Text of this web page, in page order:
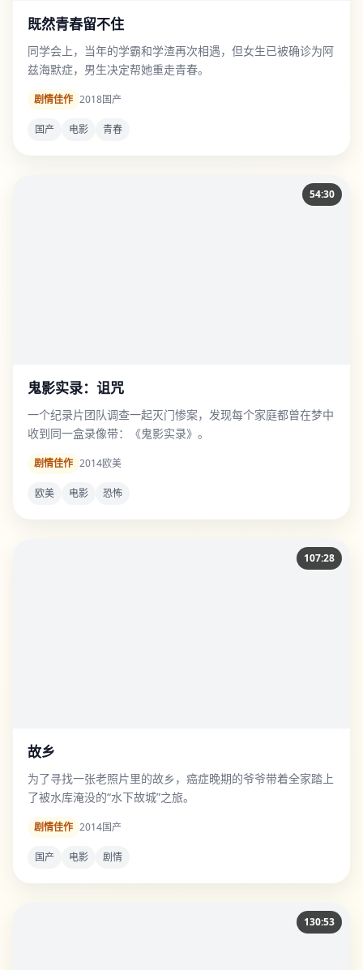
既然青春留不住
同学会上，当年的学霸和学渣再次相遇，但女生已被确诊为阿
兹海默症，男生决定帮她重走青春。
剧情佳作 2018国产
国产 电影 青春
54:30
鬼影实录：诅咒
一个纪录片团队调查一起灭门惨案，发现每个家庭都曾在梦中
收到同一盒录像带：《鬼影实录》。
剧情佳作 2014欧美
欧美 电影 恐怖
107:28
故乡
为了寻找一张老照片里的故乡，癌症晚期的爷爷带着全家踏上
了被水库淹没的“水下故城”之旅。
剧情佳作 2014国产
国产 电影 剧情
130:53